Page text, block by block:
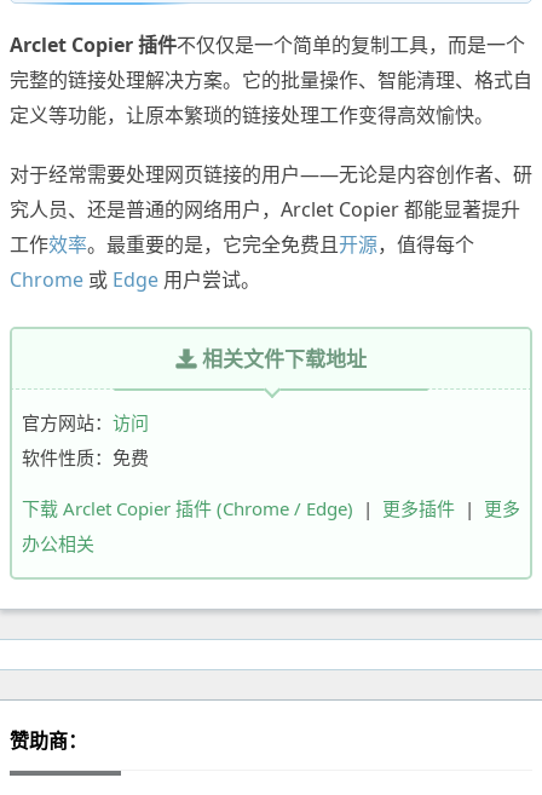
Arclet Copier 插件不仅仅是一个简单的复制工具，而是一个
完整的链接处理解决方案。它的批量操作、智能清理、格式自
定义等功能，让原本繁琐的链接处理工作变得高效愉快。
对于经常需要处理网页链接的用户——无论是内容创作者、研
究人员、还是普通的网络用户，Arclet Copier 都能显著提升
工作效率。最重要的是，它完全免费且开源，值得每个
Chrome 或 Edge 用户尝试。
相关文件下载地址
官方网站： 访问
软件性质：免费
下载 Arclet Copier 插件 (Chrome / Edge) | 更多插件 | 更多
办公相关
赞助商：